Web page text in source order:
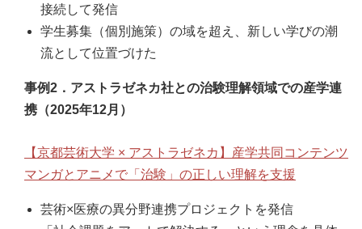
接続して発信
学生募集（個別施策）の域を超え、新しい学びの潮
流として位置づけた
事例2．アストラゼネカ社との治験理解領域での産学連
携（2025年12月）
【京都芸術大学 × アストラゼネカ】産学共同コンテンツ
マンガとアニメで「治験」の正しい理解を支援
芸術×医療の異分野連携プロジェクトを発信